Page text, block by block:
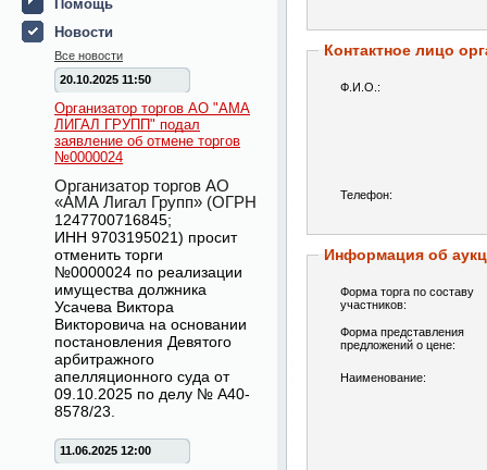
Помощь
Новости
Все новости
20.10.2025 11:50
Организатор торгов АО "АМА
ЛИГАЛ ГРУПП" подал
заявление об отмене торгов
№0000024
Организатор торгов АО
«АМА Лигал Групп» (ОГРН
1247700716845;
ИНН 9703195021) просит
отменить торги
№0000024 по реализации
имущества должника
Усачева Виктора
Викторовича на основании
постановления Девятого
арбитражного
апелляционного суда от
09.10.2025 по делу № А40-
8578/23.
11.06.2025 12:00
Контактное лицо
Ф.И.О.:
Телефон:
Информация об
Форма торга по составу
участников:
Форма представления
предложений о цене:
Наименование: